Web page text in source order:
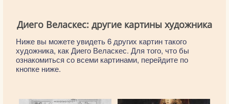
Диего Веласкес: другие картины художника
Ниже вы можете увидеть 6 других картин такого
художника, как Диего Веласкес. Для того, что бы
ознакомиться со всеми картинами, перейдите по
кнопке ниже.